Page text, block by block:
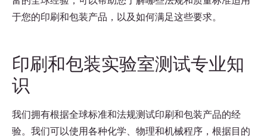
于您的印刷和包装产品，以及如何满足这些要求。
印刷和包装实验室测试专业知
识
我们拥有根据全球标准和法规测试印刷和包装产品的经
验。我们可以使用各种化学、物理和机械程序，根据目的